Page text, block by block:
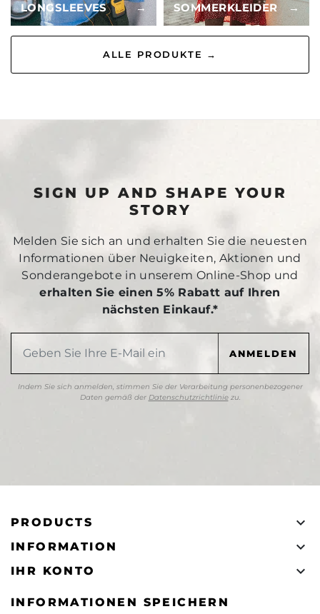
LONGSLEEVES → SOMMERKLEIDER →
ALLE PRODUKTE →
SIGN UP AND SHAPE YOUR
STORY
Melden Sie sich an und erhalten Sie die neuesten
Informationen über Neuigkeiten, Aktionen und
Sonderangebote in unserem Online-Shop und
erhalten Sie einen 5% Rabatt auf Ihren
nächsten Einkauf.*
Indem Sie sich anmelden, stimmen Sie der Verarbeitung personenbezogener
Daten gemäß der Datenschutzrichtliniezu.
PRODUCTS 
INFORMATION 
IHR KONTO 
INFORMATIONEN SPEICHERN